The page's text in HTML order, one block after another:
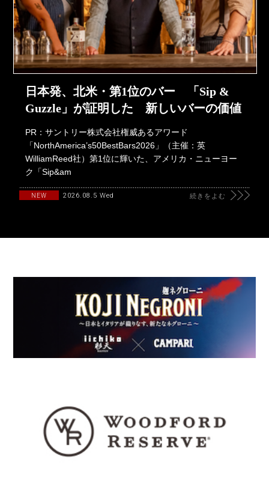
日本発、北米・第1位のバー 「Sip &
Guzzle」が証明した 新しいバーの価値
PR：サントリー株式会社権威あるアワード
「NorthAmerica’s50BestBars2026」（主催：英
WilliamReed社）第1位に輝いた、アメリカ・ニューヨー
ク「Sip&am
NEW 2026.08.5 Wed 続きをよむ